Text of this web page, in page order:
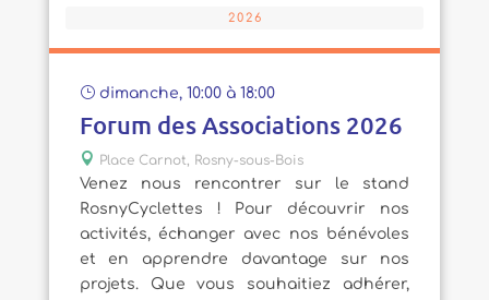
2026
}dimanche, 10:00 à 18:00
Forum des Associations 2026
 Place Carnot, Rosny-sous-Bois
Venez nous rencontrer sur le stand
RosnyCyclettes ! Pour découvrir nos
activités, échanger avec nos bénévoles
et en apprendre davantage sur nos
projets. Que vous souhaitiez adhérer,